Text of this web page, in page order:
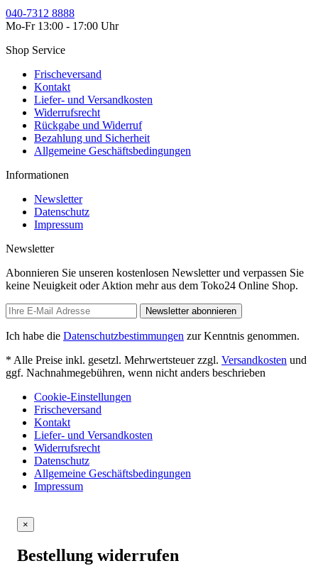
040-7312 8888
Mo-Fr 13:00 - 17:00 Uhr
Shop Service
Frischeversand
Kontakt
Liefer- und Versandkosten
Widerrufsrecht
Rückgabe und Widerruf
Bezahlung und Sicherheit
Allgemeine Geschäftsbedingungen
Informationen
Newsletter
Datenschutz
Impressum
Newsletter
Abonnieren Sie unseren kostenlosen Newsletter und verpassen Sie
keine Neuigkeit oder Aktion mehr aus dem Toko24 Online Shop.
Newsletter abonnieren
Ich habe die Datenschutzbestimmungen zur Kenntnis genommen.
* Alle Preise inkl. gesetzl. Mehrwertsteuer zzgl. Versandkosten und
ggf. Nachnahmegebühren, wenn nicht anders beschrieben
Cookie-Einstellungen
Frischeversand
Kontakt
Liefer- und Versandkosten
Widerrufsrecht
Datenschutz
Allgemeine Geschäftsbedingungen
Impressum
×
Bestellung widerrufen